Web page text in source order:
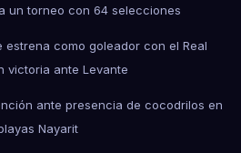
un torneo con 64 selecciones
estrena como goleador con el Real
victoria ante Levante
ante presencia de cocodrilos en
Nayarit